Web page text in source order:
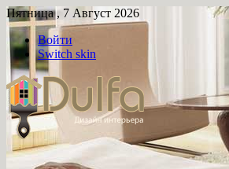
Пятница , 7 Август 2026
Войти
Switch skin